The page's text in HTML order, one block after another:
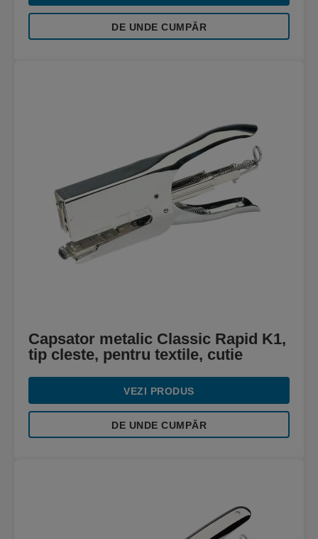
DE UNDE CUMPĂR
Capsator metalic Classic Rapid K1,
tip cleste, pentru textile, cutie
VEZI PRODUS
DE UNDE CUMPĂR